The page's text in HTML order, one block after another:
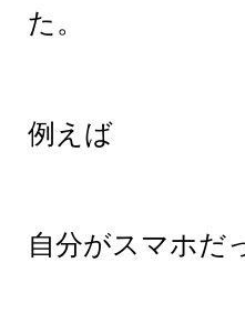
た。
例えば
自分がスマホだ